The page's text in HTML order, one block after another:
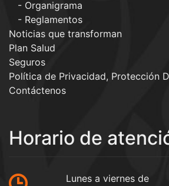
Organigrama
Reglamentos
Noticias que transforman
Plan Salud
Seguros
Política de Privacidad, Protección
Contáctenos
Horario de
Lunes a viernes de